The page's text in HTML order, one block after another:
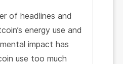
of headlines and
energy use and
impact has
use too much